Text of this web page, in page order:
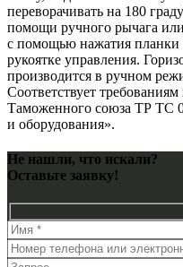
переворачивать на 180
помощи ручного рычага
с помощью нажатия
рукоятке управления.
производится в ручном
Соответствует требованиям
Таможенного союза ТР ТС
и оборудования».
Не нашли, что искали?
Оставьте заявку!